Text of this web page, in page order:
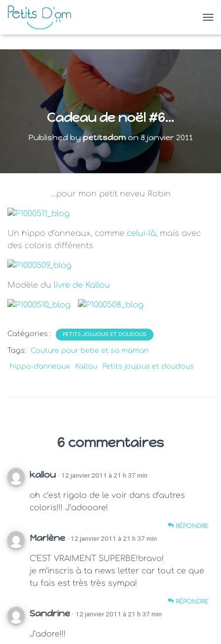
U
A
Cadeau de noël #6…
Published bypetitsdomon8 janvier 2011
…pour mon petit neveu Robin
Un hippo d’anneaux, comme celui-là, mais avec
des coloris différents
Modèle du livre de Kallou
Catégories : PETITS JOUJOUS ET DOUDOUS
Tags: Couture pour bebe et sa maman
hippo-d'anneaux Kallou Petits joujous et doudous
6 commentaires
kallou · 12 janvier 2011 à 21 h 37 min
oh c’est rigolo de le voir dans d’autres
coloris!!! J’adooore!
RÉPONDRE
Marlène · 12 janvier 2011 à 21 h 37 min
C’EST VRAIMENT SUPERBE!bravo!
je m’inscris à ta news letter car tout ce que
tu fais est très très sympa!
RÉPONDRE
Sandrine · 12 janvier 2011 à 21 h 37 min
J’adore!!!